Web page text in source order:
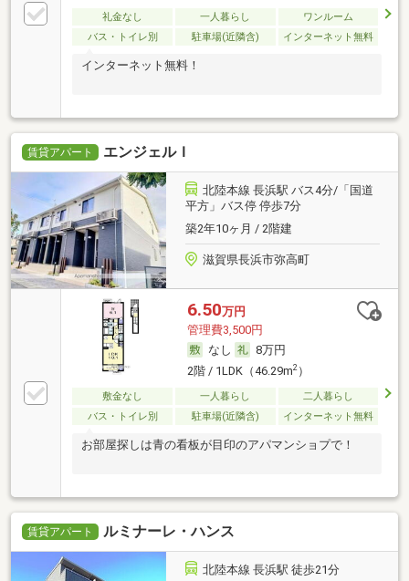
礼金なし 一人暮らし
ワンルーム
バス・トイレ別
駐車場(近隣含) インターネット無料
インターネット無料！
賃貸アパート エンジェルＩ
北陸本線 長浜駅 バス4分/「国道
平方」バス停 停歩7分
築2年10ヶ月 / 2階建
滋賀県長浜市弥高町
6.50万円
管理費3,500円
なし
8万円
2階 / 1LDK（46.29m2）
敷金なし 一人暮らし
二人暮らし
バス・トイレ別
駐車場(近隣含) インターネット無料
お部屋探しは青の看板が目印のアパマンショプで！
賃貸アパート ルミナーレ・ハンス
北陸本線 長浜駅 徒歩21分